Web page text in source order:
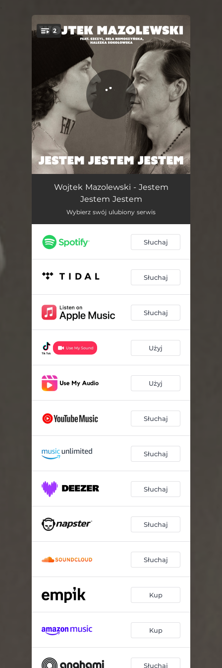
You're all set!
2
Jestem Jestem Jestem 04:26
Wojtek Mazolewski - Jestem
Jestem Jestem
Wybierz swój ulubiony serwis
Słuchaj
Słuchaj
Słuchaj
Użyj
Użyj
Słuchaj
Słuchaj
Słuchaj
Słuchaj
Słuchaj
Kup
Kup
Słuchaj